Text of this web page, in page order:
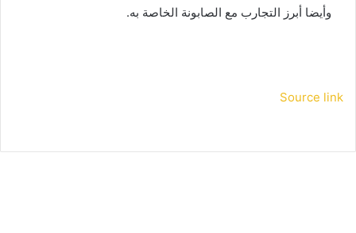
وأيضا أبرز التجارب مع الصابونة الخاصة به.
Source link